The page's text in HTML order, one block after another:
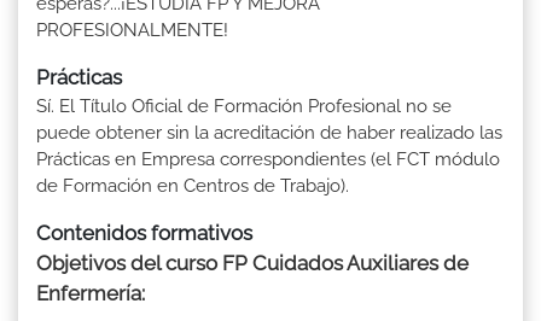
PROFESIONALMENTE!
Prácticas
Sí. El Título Oficial de Formación Profesional no se
puede obtener sin la acreditación de haber realizado las
Prácticas en Empresa correspondientes (el FCT módulo
de Formación en Centros de Trabajo).
Contenidos formativos
Objetivos del curso FP Cuidados Auxiliares de
Enfermería: